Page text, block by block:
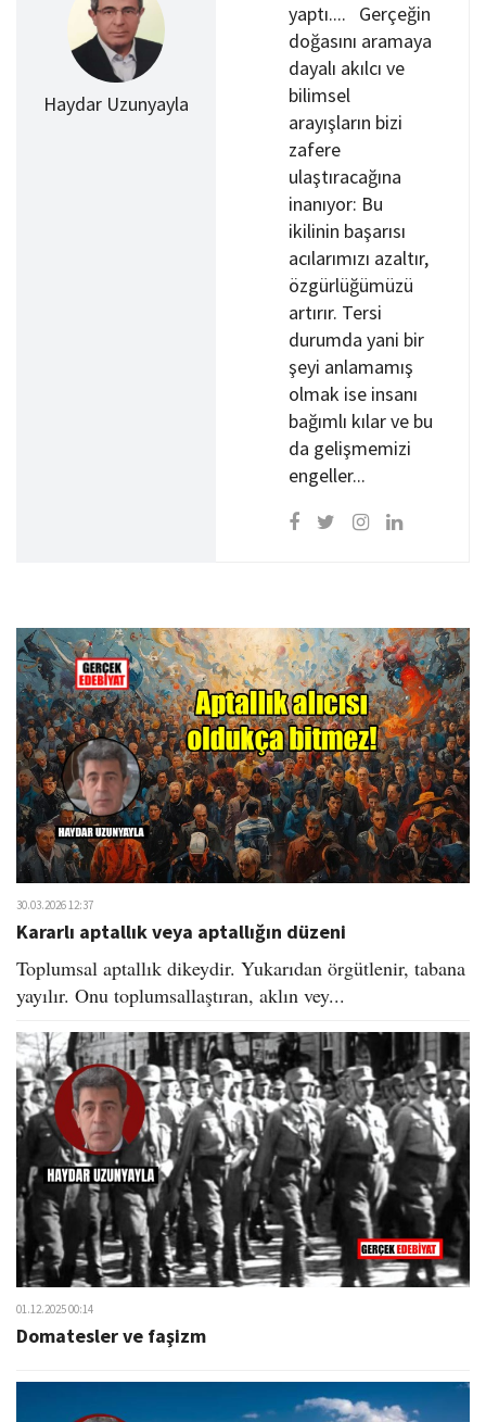
Haydar Uzunyayla
yaptı.... Gerçeğin
doğasını aramaya
dayalı akılcı ve
bilimsel
arayışların bizi
zafere
ulaştıracağına
inanıyor: Bu
ikilinin başarısı
acılarımızı azaltır,
özgürlüğümüzü
artırır. Tersi
durumda yani bir
şeyi anlamamış
olmak ise insanı
bağımlı kılar ve bu
da gelişmemizi
engeller...
30.03.2026 12:37
Kararlı aptallık veya aptallığın düzeni
Toplumsal aptallık dikeydir. Yukarıdan örgütlenir, tabana
yayılır. Onu toplumsallaştıran, aklın vey...
01.12.2025 00:14
Domatesler ve faşizm